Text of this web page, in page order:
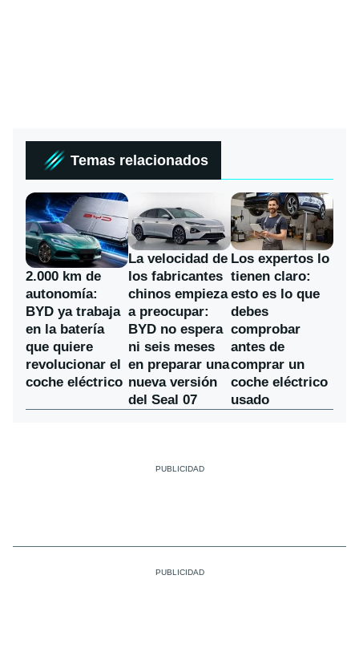
Temas relacionados
2.000 km de
autonomía:
BYD ya trabaja
en la batería
que quiere
revolucionar el
coche eléctrico
La velocidad de
los fabricantes
chinos empieza
a preocupar:
BYD no espera
ni seis meses
en preparar una
nueva versión
del Seal 07
Los expertos lo
tienen claro:
esto es lo que
debes
comprobar
antes de
comprar un
coche eléctrico
usado